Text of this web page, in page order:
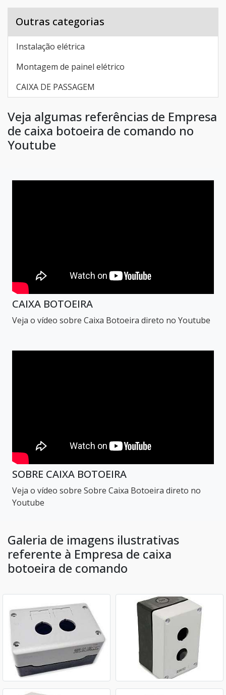
Outras categorias
Instalação elétrica
Montagem de painel elétrico
CAIXA DE PASSAGEM
Veja algumas referências de Empresa
de caixa botoeira de comando no
Youtube
CAIXA BOTOEIRA
Veja o vídeo sobre Caixa Botoeira direto no Youtube
SOBRE CAIXA BOTOEIRA
Veja o vídeo sobre Sobre Caixa Botoeira direto no
Youtube
Galeria de imagens ilustrativas
referente à Empresa de caixa
botoeira de comando